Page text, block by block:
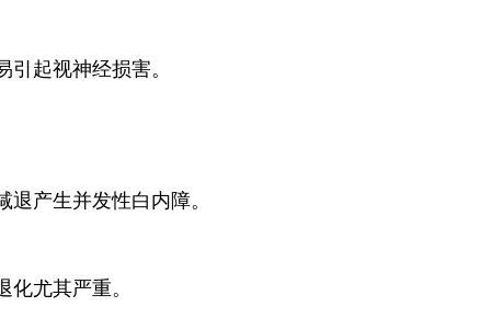
起视神经损害。
产生并发性白内障。
尤其严重。